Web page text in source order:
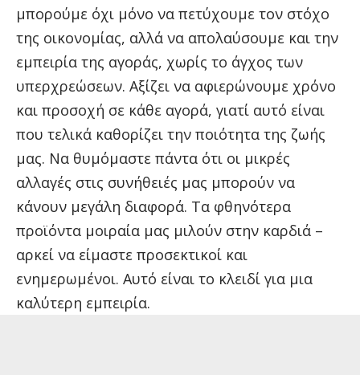
μπορούμε όχι μόνο να πετύχουμε τον στόχο
της οικονομίας, αλλά να απολαύσουμε και την
εμπειρία της αγοράς, χωρίς το άγχος των
υπερχρεώσεων. Αξίζει να αφιερώνουμε χρόνο
και προσοχή σε κάθε αγορά, γιατί αυτό είναι
που τελικά καθορίζει την ποιότητα της ζωής
μας. Να θυμόμαστε πάντα ότι οι μικρές
αλλαγές στις συνήθειές μας μπορούν να
κάνουν μεγάλη διαφορά. Τα φθηνότερα
προϊόντα μοιραία μας μιλούν στην καρδιά –
αρκεί να είμαστε προσεκτικοί και
ενημερωμένοι. Αυτό είναι το κλειδί για μια
καλύτερη εμπειρία.